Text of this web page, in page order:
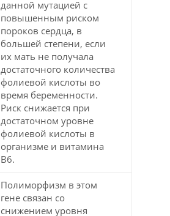
данной мутацией с
повышенным риском
пороков сердца, в
большей степени, если
их мать не получала
достаточного количества
фолиевой кислоты во
время беременности.
Риск снижается при
достаточном уровне
фолиевой кислоты в
организме и витамина
В6.
Полиморфизм в этом
гене связан со
снижением уровня